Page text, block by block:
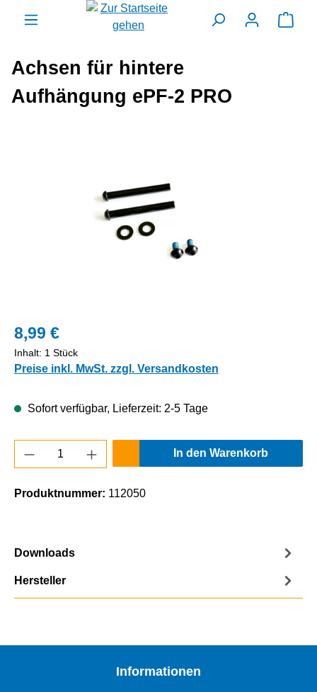
springen
Achsen für hintere
Aufhängung ePF-2 PRO
8,99 €
Inhalt: 1 Stück
Preise inkl. MwSt. zzgl. Versandkosten
Sofort verfügbar, Lieferzeit: 2-5 Tage
Produkt Anzahl: Gib den gewünschten
In den Warenkorb
Produktnummer: 112050
Downloads
Hersteller
Informationen